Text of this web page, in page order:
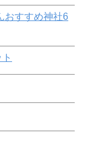
おすすめ神社6